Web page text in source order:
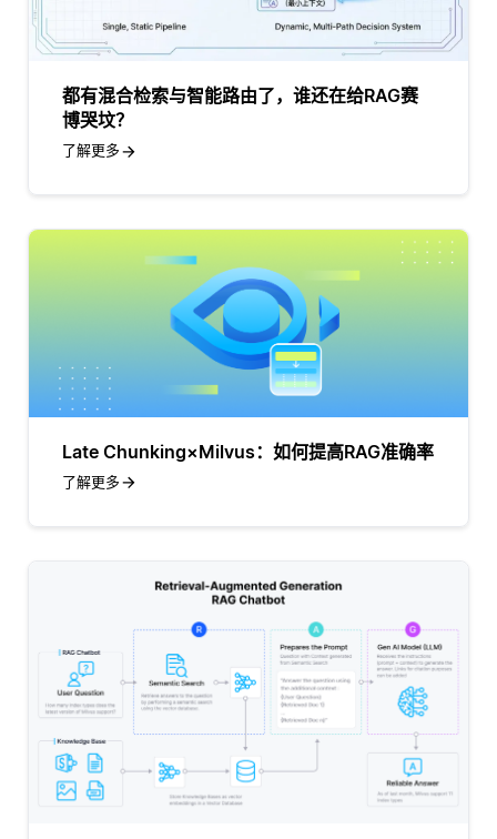
都有混合检索与智能路由了，谁还在给RAG赛
博哭坟？
了解更多
Late Chunking×Milvus：如何提高RAG准确率
了解更多